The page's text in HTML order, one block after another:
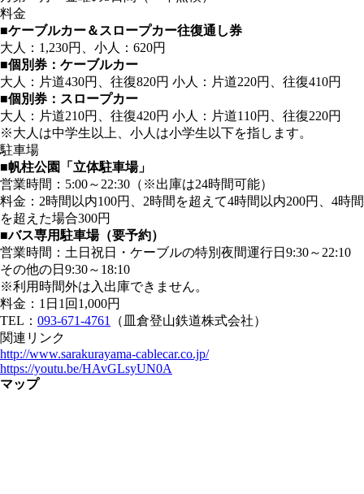
料金
■ケーブルカー＆スロープカー往復通し券
大人：1,230円、小人：620円
■個別券：ケーブルカー
大人：片道430円、往復820円 小人：片道220円、往復410円
■個別券：スロープカー
大人：片道210円、往復420円 小人：片道110円、往復220円
※大人は中学生以上、小人は小学生以下を指します。
駐車場
■帆柱公園「立体駐車場」
営業時間：5:00～22:30（※出庫は24時間可能）
料金：2時間以内100円、2時間を超えて4時間以内200円、4時間
を超えた場合300円
■バス専用駐車場（要予約）
営業時間：土日祝日・ケーブルの特別夜間運行日9:30～22:10
その他の日9:30～18:10
※利用時間外は入出庫できません。
料金：1日1回1,000円
TEL： 093-671-4761
（皿倉登山鉄道株式会社）
関連リンク
http://www.sarakurayama-cablecar.co.jp/
https://youtu.be/HAvGLsyUN0A
マップ